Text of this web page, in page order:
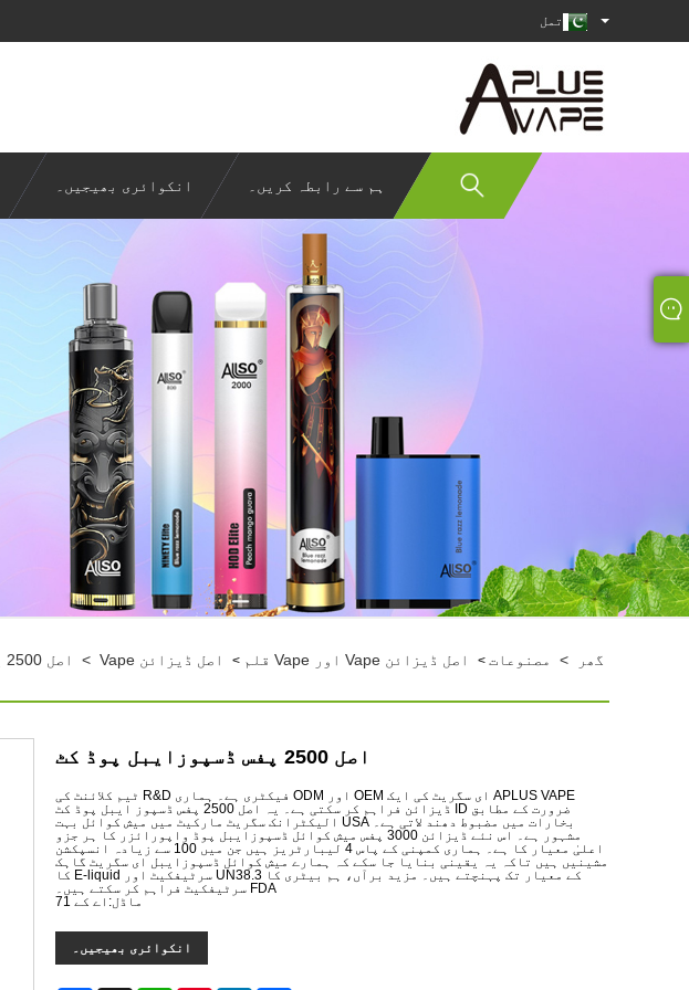
تمل
انکوائری بھیجیں۔ ہم سے رابطہ کریں۔
گھر > مصنوعات > اصل ڈیزائن Vape اور Vape قلم > اصل ڈیزائن Vape > اصل 2500 پفس ڈسپوزایبل پوڈ کٹ
اصل 2500 پفس ڈسپوزایبل پوڈ کٹ
APLUS VAPE ای سگریٹ کی ایک OEM اور ODM فیکٹری ہے۔ ہماری R&D ٹیم کلائنٹ کی
ضرورت کے مطابق ID ڈیزائن فراہم کر سکتی ہے۔ یہ اصل 2500 پفس ڈسپوز ایبل پوڈ کٹ
بخارات میں مضبوط دھند لاتی ہے۔ USA الیکٹرانک سگریٹ مارکیٹ میں میش کوائل بہت
مشہور ہے۔ اس نئے ڈیزائن 3000 پفس میش کوائل ڈسپوزایبل پوڈ واپورائزر کا ہر جزو
اعلیٰ معیار کا ہے۔ ہماری کمپنی کے پاس 4 لیبارٹریز ہیں جن میں 100 سے زیادہ انسپکشن
مشینیں ہیں تاکہ یہ یقینی بنایا جا سکے کہ ہمارے میش کوائل ڈسپوزایبل ای سگریٹ گاہک
کے معیار تک پہنچتے ہیں۔ مزید برآں، ہم بیٹری کا UN38.3 سرٹیفکیٹ اور E-liquid کا
FDA سرٹیفکیٹ فراہم کر سکتے ہیں۔
ماڈل:اے کے 71
انکوائری بھیجیں۔